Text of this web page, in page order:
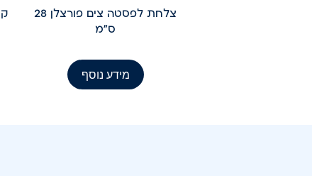
צלחת לפסטה צים פורצלן 28
ס"מ
מידע נוסף